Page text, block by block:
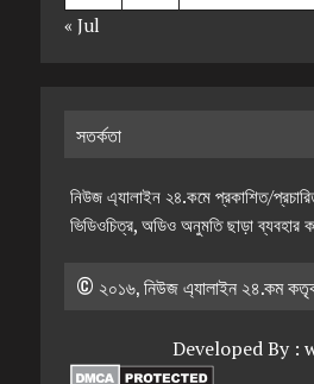
« Jul
সতর্কতা
নিউজ এ্যালাইন ২৪.কমে প্রকাশিত/
ভিডিওচিত্র, অডিও অনুমতি ছাড়া ব্যবহার
© ২০১৬, নিউজ এ্যালাইন ২৪.কম কতৃক
Developed By :